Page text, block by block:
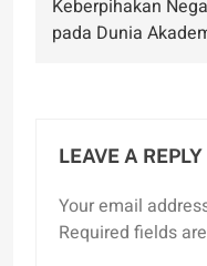
Keberpihakan
pada Dunia
LEAVE A REPLY
Your email
Required fields